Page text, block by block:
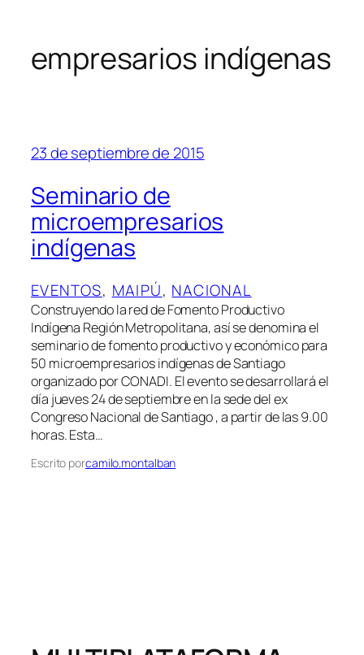
empresarios indígenas
23 de septiembre de 2015
Seminario de
microempresarios
indígenas
EVENTOS, MAIPÚ, NACIONAL
Construyendo la red de Fomento Productivo
Indígena Región Metropolitana, así se denomina el
seminario de fomento productivo y económico para
50 microempresarios indígenas de Santiago
organizado por CONADI. El evento se desarrollará el
día jueves 24 de septiembre en la sede del ex
Congreso Nacional de Santiago , a partir de las 9.00
horas. Esta…
Escrito porcamilo.montalban